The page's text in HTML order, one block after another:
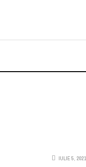
IULIE 5, 2021